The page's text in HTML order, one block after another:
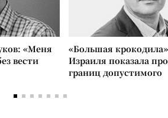
«Меня
вести
«Большая
Израиля показала
границ допустимого